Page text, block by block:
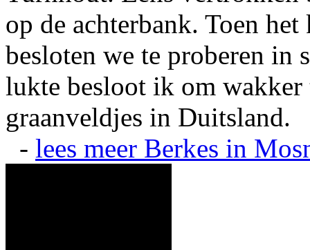
op de achterbank. Toen
besloten we te proberen in
lukte besloot ik om
graanveldjes in Duitsland.
- lees meer Berkes in